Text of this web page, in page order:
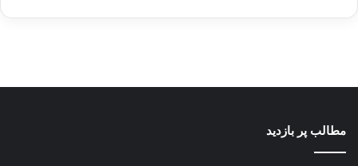
مطالب پر بازدید